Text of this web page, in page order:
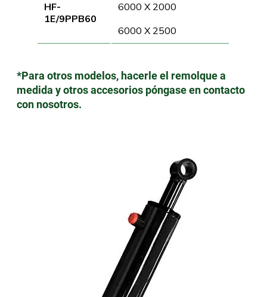
HF-
1E/9PPB60
6000 X 2000
6000 X 2500
*Para otros modelos, hacerle el remolque a
medida y otros accesorios póngase en contacto
con nosotros.